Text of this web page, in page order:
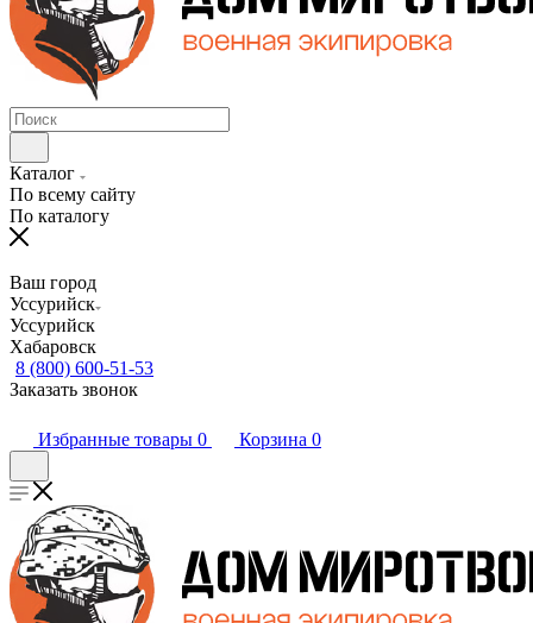
Каталог
По всему сайту
По каталогу
Ваш город
Уссурийск
Уссурийск
Хабаровск
8 (800) 600-51-53
Заказать звонок
Избранные товары 0 Корзина 0